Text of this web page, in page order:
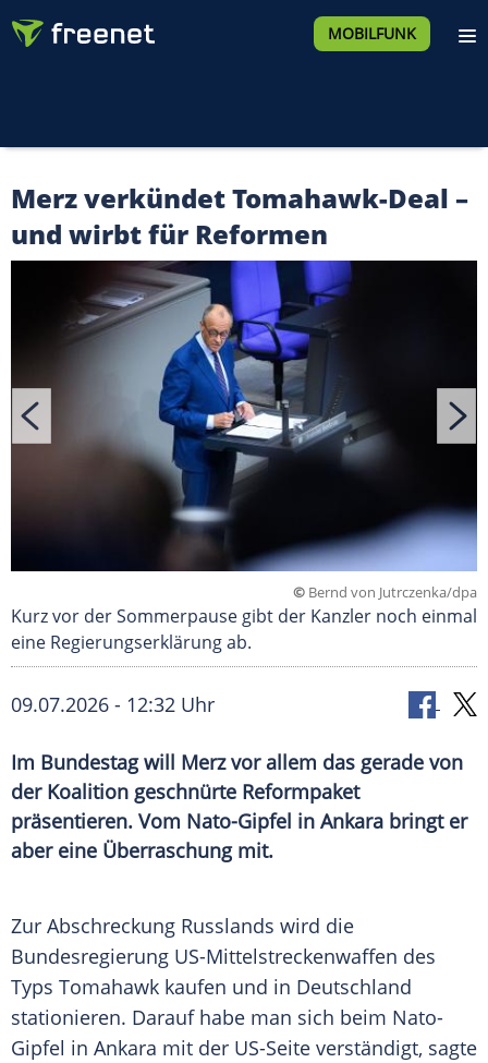
MOBILFUNK
Merz verkündet Tomahawk-Deal –
und wirbt für Reformen
© Bernd von Jutrczenka/dpa
Kurz vor der Sommerpause gibt der Kanzler noch einmal
eine Regierungserklärung ab.
09.07.2026 - 12:32 Uhr
Im Bundestag will Merz vor allem das gerade von
der Koalition geschnürte Reformpaket
präsentieren. Vom Nato-Gipfel in Ankara bringt er
aber eine Überraschung mit.
Zur Abschreckung Russlands wird die
Bundesregierung US-Mittelstreckenwaffen des
Typs Tomahawk kaufen und in Deutschland
stationieren. Darauf habe man sich beim Nato-
Gipfel in Ankara mit der US-Seite verständigt, sagte